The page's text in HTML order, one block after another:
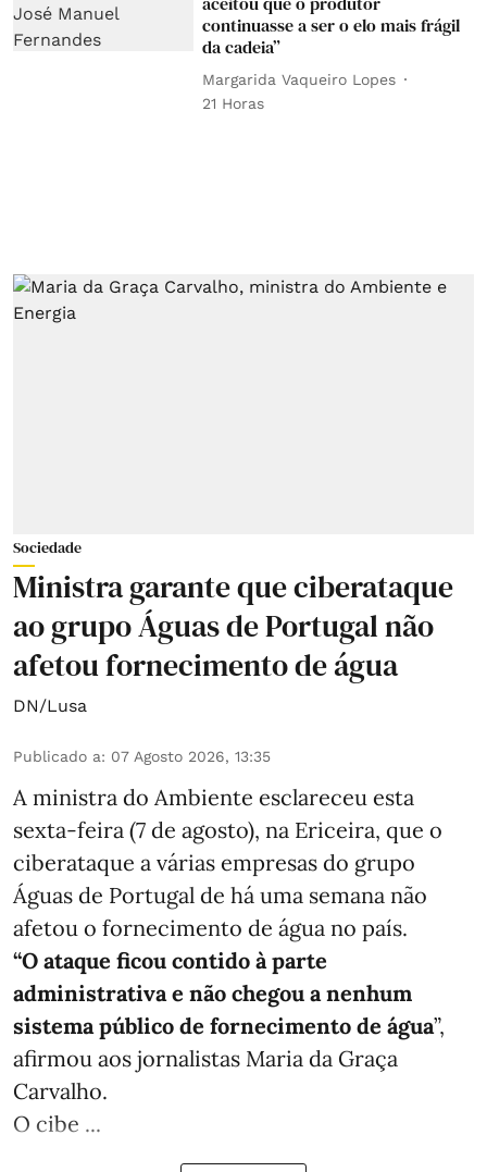
continuasse a ser o elo mais frágil
da cadeia”
Margarida Vaqueiro Lopes
21 Horas
Sociedade
Ministra garante que ciberataque
ao grupo Águas de Portugal não
afetou fornecimento de água
DN/Lusa
Publicado a: 07 Agosto 2026, 13:35
A ministra do Ambiente esclareceu esta
sexta-feira (7 de agosto), na Ericeira, que o
ciberataque a várias empresas do grupo
Águas de Portugal de há uma semana não
afetou o fornecimento de água no país.
“O ataque ficou contido à parte
administrativa e não chegou a nenhum
sistema público de fornecimento de água”,
afirmou aos jornalistas Maria da Graça
Carvalho.
O cibe ...